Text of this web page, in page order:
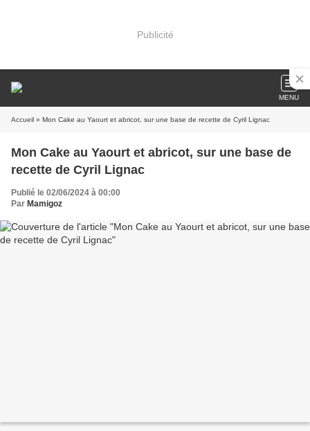
Publicité
MENU
Accueil » Mon Cake au Yaourt et abricot, sur une base de recette de Cyril Lignac
Mon Cake au Yaourt et abricot, sur une base de
recette de Cyril Lignac
Publié le 02/06/2024 à 00:00
Par Mamigoz